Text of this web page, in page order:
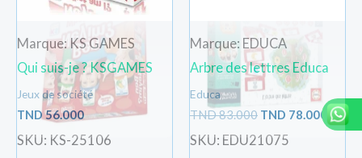
Marque: KS GAMES
Qui suis-je ? KSGAMES
Jeux de société
TND56.000
SKU: KS-25106
Marque: EDUCA
Arbre des lettres Educa
Educa
TND83.000 TND 78.000
SKU: EDU21075